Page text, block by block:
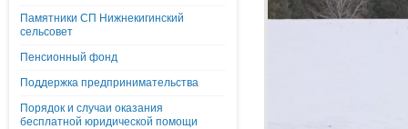
Памятники СП Нижнекигинский
сельсовет
Пенсионный фонд
Поддержка предпринимательства
Порядок и случаи оказания
бесплатной юридической помощи